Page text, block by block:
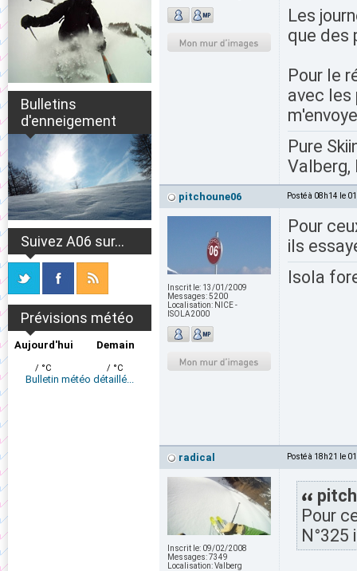
Bulletins
d'enneigement
Suivez A06 sur...
Prévisions météo
Aujourd'hui
/ °C
Demain
/ °C
Bulletin météo détaillé...
Les
que des
Pour le
avec les
Pure
Valberg,
pitchoune06 Posté à 08h14 le
Inscrit le: 13/01/2009
Messages:5200
Localisation: NICE -
ISOLA2000
Pour
ils
Isola
radical Posté à 18h21 le
Inscrit le: 09/02/2008
Messages:7349
Localisation:Valberg
Pour